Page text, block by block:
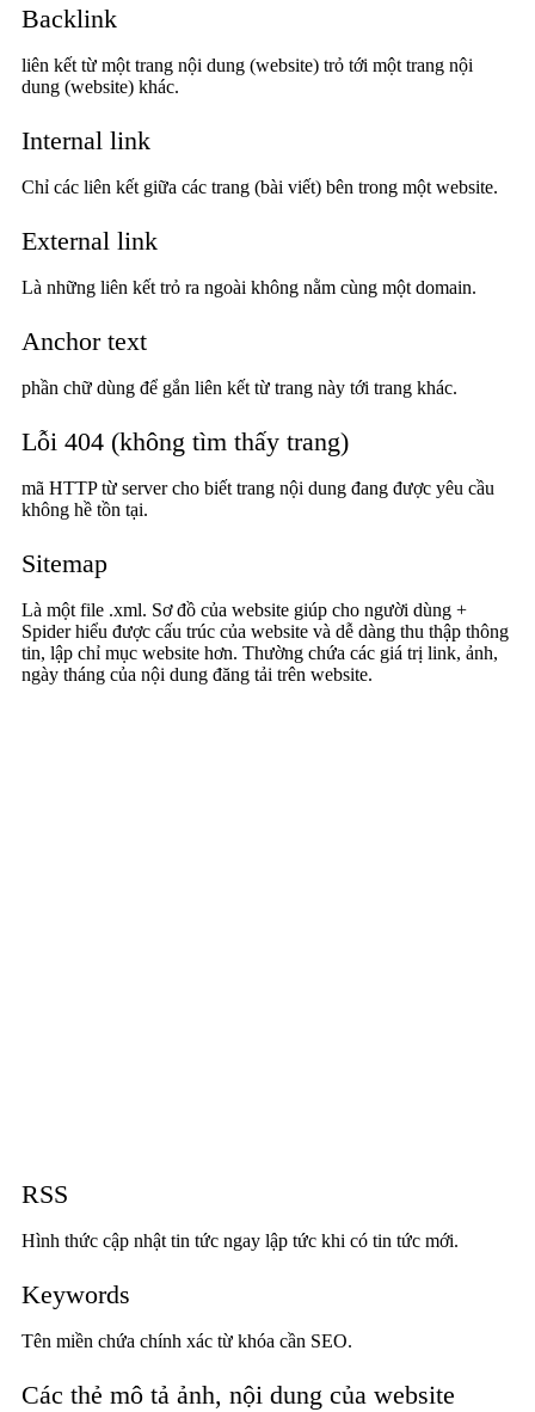
Backlink
liên kết từ một trang nội dung (website) trỏ tới một trang nội
dung (website) khác.
Internal link
Chỉ các liên kết giữa các trang (bài viết) bên trong một website.
External link
Là những liên kết trỏ ra ngoài không nằm cùng một domain.
Anchor text
phần chữ dùng để gắn liên kết từ trang này tới trang khác.
Lỗi 404 (không tìm thấy trang)
mã HTTP từ server cho biết trang nội dung đang được yêu cầu
không hề tồn tại.
Sitemap
Là một file .xml. Sơ đồ của website giúp cho người dùng +
Spider hiểu được cấu trúc của website và dễ dàng thu thập thông
tin, lập chỉ mục website hơn. Thường chứa các giá trị link, ảnh,
ngày tháng của nội dung đăng tải trên website.
RSS
Hình thức cập nhật tin tức ngay lập tức khi có tin tức mới.
Keywords
Tên miền chứa chính xác từ khóa cần SEO.
Các thẻ mô tả ảnh, nội dung của website